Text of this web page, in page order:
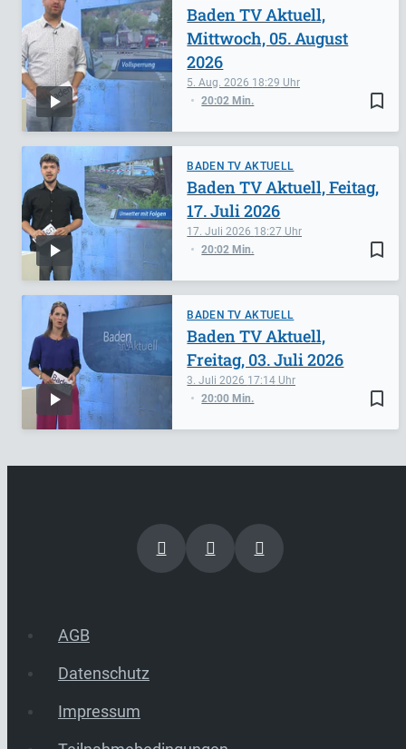
bookmark_border
5. Aug. 2026 18:29
20:02 Min.
Baden TV Aktuell,
Mittwoch, 05. August
2026
BADEN TV AKTUELL
bookmark_border
17. Juli 2026 18:27
20:02 Min.
Baden TV Aktuell, Feitag,
17. Juli 2026
BADEN TV AKTUELL
bookmark_border
3. Juli 2026 17:14
20:00 Min.
Baden TV Aktuell,
Freitag, 03. Juli 2026
AGB
Datenschutz
Impressum